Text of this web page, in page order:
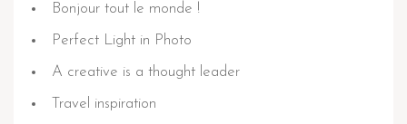
Bonjour tout le monde !
Perfect Light in Photo
A creative is a thought leader
Travel inspiration